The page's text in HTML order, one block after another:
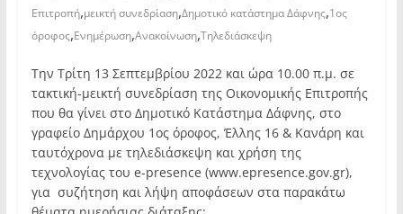
Επιτροπή,μεικτή συνεδρίαση,Δημοτικό κατάστημα Δάφνης,1ος
όροφος,Ενημέρωση,Ανακοίνωση,Τηλεδιάσκεψη
Την Τρίτη 13 Σεπτεμβρίου 2022 και ώρα 10.00 π.μ. σε
τακτική-μεικτή συνεδρίαση της Οικονομικής Επιτροπής
που θα γίνει στο Δημοτικό Κατάστημα Δάφνης, στο
γραφείο Δημάρχου 1ος όροφος, Έλλης 16 & Κανάρη και
ταυτόχρονα με τηλεδιάσκεψη και χρήση της
τεχνολογίας του e-presence (www.epresence.gov.gr),
για συζήτηση και λήψη αποφάσεων στα παρακάτω